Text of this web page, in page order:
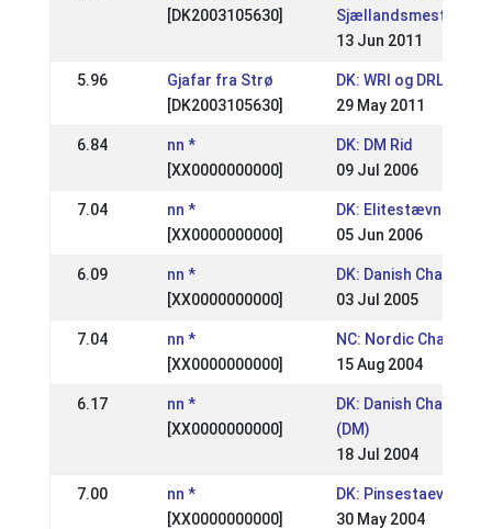
[DK2003105630]
13 Jun 2011
5.96
Gjafar fra Strø
[DK2003105630]
DK: WRl og DRL
29 May 2011
6.84
nn *
[XX0000000000]
DK: DM Rid
09 Jul 2006
7.04
nn *
[XX0000000000]
DK: Elitestævne
05 Jun 2006
6.09
nn *
[XX0000000000]
DK: Danish
03 Jul 2005
7.04
nn *
[XX0000000000]
NC: Nordic
15 Aug 2004
6.17
nn *
[XX0000000000]
DK: Danish
(DM)
18 Jul 2004
7.00
nn *
[XX0000000000]
DK: Pinsestaevne II
30 May 2004